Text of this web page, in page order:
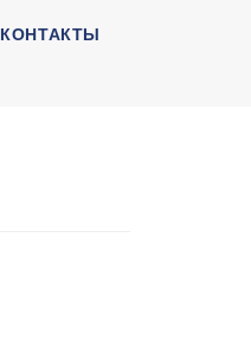
КОНТАКТЫ